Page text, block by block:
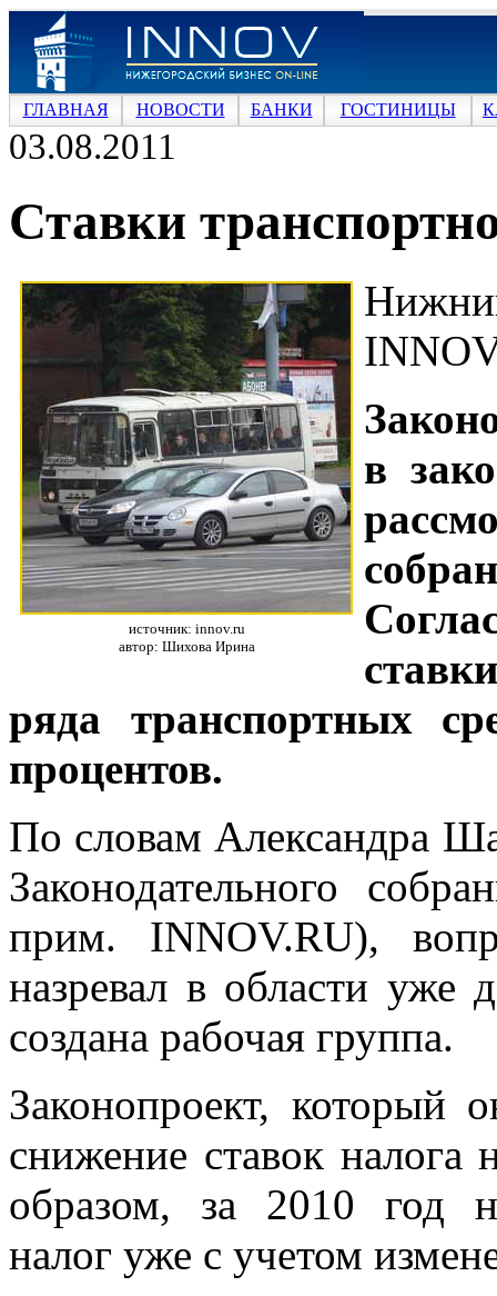
ГЛАВНАЯ НОВОСТИ БАНКИ ГОСТИНИЦЫ
03.08.2011
Ставки
источник: innov.ru
автор: Шихова Ирина
в
ряда транспортных
процентов.
По словам Александра
Законодательного
прим. INNOV.RU),
назревал в области уже
создана рабочая группа.
Законопроект, который
снижение ставок
образом, за 2010 год
налог уже с учетом